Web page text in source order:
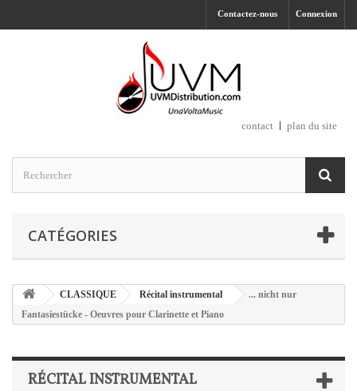
Connexion
Contactez-nous
contact plan du site
CATÉGORIES
CLASSIQUE Récital instrumental
... nicht nur
Fantasiestücke - Oeuvres pour Clarinette et Piano
RÉCITAL INSTRUMENTAL